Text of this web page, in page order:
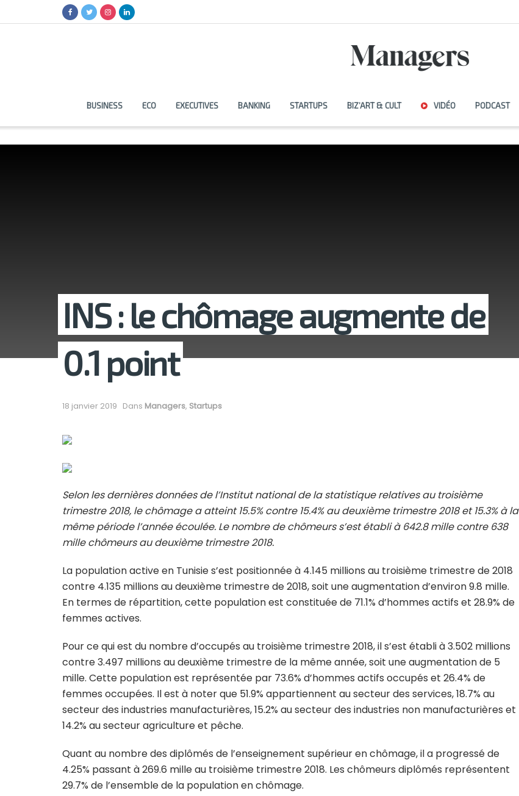
BUSINESS ECO EXECUTIVES BANKING STARTUPS BIZ’ART & CULT VIDÉO PODCAST
INS : le chômage augmente de
0.1 point
18 janvier 2019 Dans Managers, Startups
Selon les dernières données de l’Institut national de la statistique relatives au troisième
trimestre 2018, le chômage a atteint 15.5% contre 15.4% au deuxième trimestre 2018 et 15.3% à la
même période l’année écoulée. Le nombre de chômeurs s’est établi à 642.8 mille contre 638
mille chômeurs au deuxième trimestre 2018.
La population active en Tunisie s’est positionnée à 4.145 millions au troisième trimestre de 2018
contre 4.135 millions au deuxième trimestre de 2018, soit une augmentation d’environ 9.8 mille.
En termes de répartition, cette population est constituée de 71.1% d’hommes actifs et 28.9% de
femmes actives.
Pour ce qui est du nombre d’occupés au troisième trimestre 2018, il s’est établi à 3.502 millions
contre 3.497 millions au deuxième trimestre de la même année, soit une augmentation de 5
mille. Cette population est représentée par 73.6% d’hommes actifs occupés et 26.4% de
femmes occupées. Il est à noter que 51.9% appartiennent au secteur des services, 18.7% au
secteur des industries manufacturières, 15.2% au secteur des industries non manufacturières et
14.2% au secteur agriculture et pêche.
Quant au nombre des diplômés de l’enseignement supérieur en chômage, il a progressé de
4.25% passant à 269.6 mille au troisième trimestre 2018. Les chômeurs diplômés représentent
29.7% de l’ensemble de la population en chômage.